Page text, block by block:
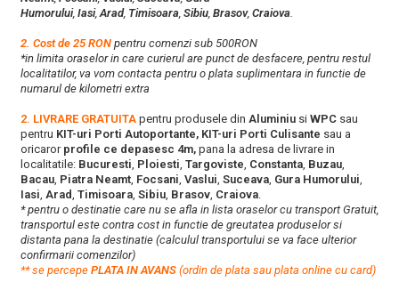
Humorului, Iasi,Arad, Timisoara, Sibiu, Brasov, Craiova.
2. Cost de 25 RON pentru comenzi sub 500RON
*in limita oraselor in care curierul are punct de desfacere, pentru restul
localitatilor, va vom contacta pentru o plata suplimentara in functie de
numarul de kilometri extra
2. LIVRARE GRATUITA pentru produsele din Aluminiu si WPC sau
pentru KIT-uri Porti Autoportante, KIT-uri Porti Culisante sau a
oricarorprofile ce depasesc 4m, pana la adresa de livrare in
localitatile: Bucuresti, Ploiesti, Targoviste, Constanta, Buzau,
Bacau, Piatra Neamt, Focsani, Vaslui, Suceava, Gura Humorului,
Iasi, Arad, Timisoara, Sibiu, Brasov, Craiova.
* pentru o destinatie care nu se afla in lista oraselor cu transport Gratuit,
transportul este contra cost in functie de greutatea produselor si
distanta pana la destinatie (calculul transportului se va face ulterior
confirmarii comenzilor)
**se percepe PLATA IN AVANS (ordin de plata sau plata online cu card)